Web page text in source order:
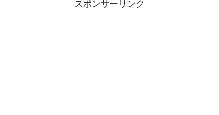
スポンサーリンク